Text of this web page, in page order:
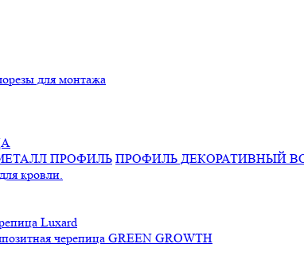
для монтажа
ПРОФИЛЬ ДЕКОРАТИВНЫЙ
кровли.
Luxard
черепица GREEN GROWTH